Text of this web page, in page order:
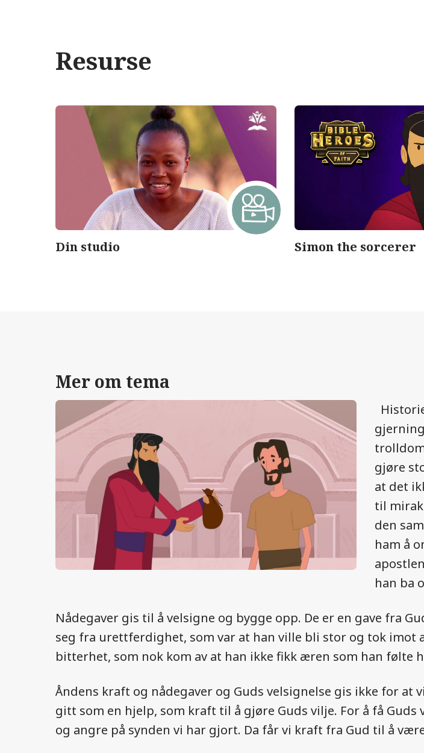
Resurse
Din studio Simon the sorcerer
Mer om tema
gjøre
at det
til
den
ham å
han ba
Nådegaver gis til å velsigne og bygge opp. De er en gave fra
seg fra urettferdighet, som var at han ville bli stor og tok imot
bitterhet, som nok kom av at han ikke fikk æren som han følte
Åndens kraft og nådegaver og Guds velsignelse gis ikke for
gitt som en hjelp, som kraft til å gjøre Guds vilje. For å få
og angre på synden vi har gjort. Da får vi kraft fra Gud til å